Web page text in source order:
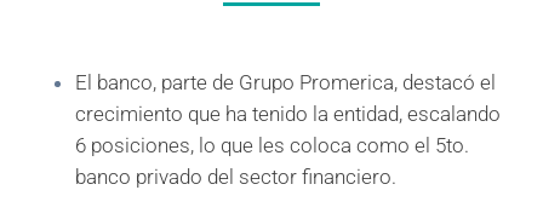
El banco, parte de Grupo Promerica, destacó el
crecimiento que ha tenido la entidad, escalando
6 posiciones, lo que les coloca como el 5to.
banco privado del sector financiero.